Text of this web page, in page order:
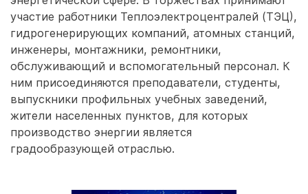
участие работники Теплоэлектроцентралей (ТЭЦ),
гидрогенерирующих компаний, атомных станций,
инженеры, монтажники, ремонтники,
обслуживающий и вспомогательный персонал. К
ним присоединяются преподаватели, студенты,
выпускники профильных учебных заведений,
жители населенных пунктов, для которых
производство энергии является
градообразующей отраслью.